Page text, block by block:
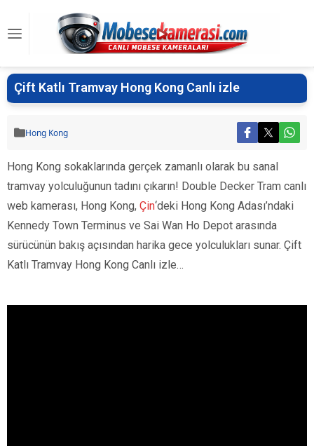
Çift Katlı Tramvay Hong Kong Canlı izle
Hong Kong
Hong Kong sokaklarında gerçek zamanlı olarak bu sanal
tramvay yolculuğunun tadını çıkarın! Double Decker Tram canlı
web kamerası, Hong Kong, Çin‘deki Hong Kong Adası’ndaki
Kennedy Town Terminus ve Sai Wan Ho Depot arasında
sürücünün bakış açısından harika gece yolculukları sunar. Çift
Katlı Tramvay Hong Kong Canlı izle…